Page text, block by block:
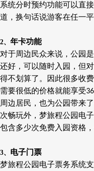
系统分时预约功能可以直
道，换句话说游客在任一
2、 年卡功能
对于周边民众来说，公园
还好，可以随时入园，但
得不划算了。因此很多收
需要很低的价格就能享受
周边居民，也为公园带来
次畅玩外，梦旅程公园电
包含多少次免费入园资格
3、 电子门票
梦旅程公园电子票务系统